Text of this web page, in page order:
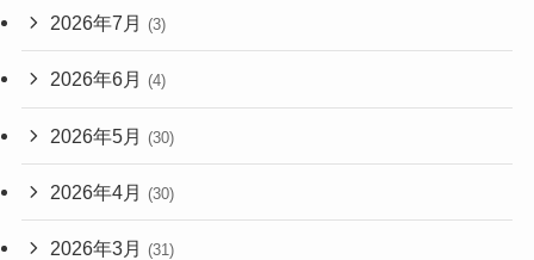
2026年7月 (3)
2026年6月 (4)
2026年5月 (30)
2026年4月 (30)
2026年3月 (31)